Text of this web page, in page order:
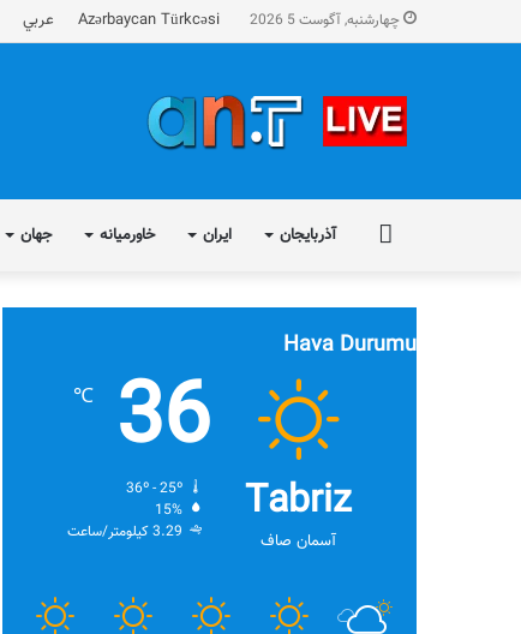
چهارشنبه, آگوست 5 2026 Azərbaycan Türkcəsi عربي
آذربایجان ایران خاورمیانه جهان
Hava Durumu
Tabriz
آسمان صاف
36
℃
15%
3.29 کیلومتر/ساعت